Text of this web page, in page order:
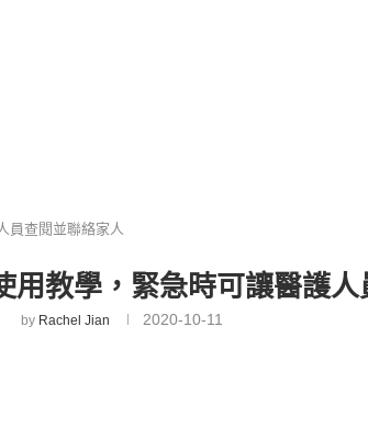
員查閱並聯絡家人
教學，緊急時可讓醫護
by Rachel Jian 2020-10-11